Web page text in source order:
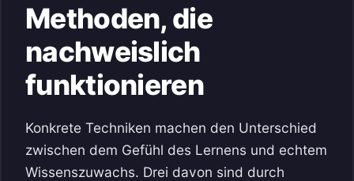
Methoden, die
nachweislich
funktionieren
Konkrete Techniken machen den Unterschied
zwischen dem Gefühl des Lernens und echtem
Wissenszuwachs. Drei davon sind durch